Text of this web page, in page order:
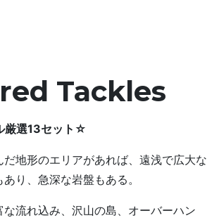
Tackles
厳選13セット☆
地形のエリアがあれば、遠浅で広大な
り、急深な岩盤もある。
な流れ込み、沢山の島、オーバーハン